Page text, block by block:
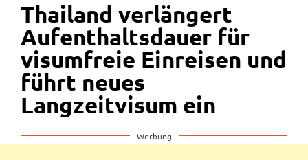
Thailand verlängert
Aufenthaltsdauer für
visumfreie Einreisen und
führt neues
Langzeitvisum ein
Werbung